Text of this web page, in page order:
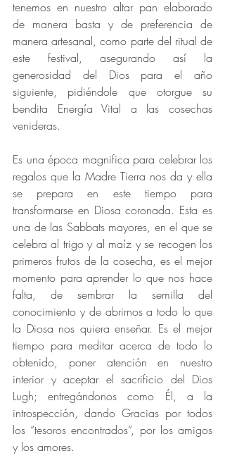
tenemos en nuestro altar pan elaborado
de manera basta y de preferencia de
manera artesanal, como parte del ritual de
este festival, asegurando así la
generosidad del Dios para el año
siguiente, pidiéndole que otorgue su
bendita Energía Vital a las cosechas
venideras.
Es una época magnifica para celebrar los
regalos que la Madre Tierra nos da y ella
se prepara en este tiempo para
transformarse en Diosa coronada. Esta es
una de las Sabbats mayores, en el que se
celebra al trigo y al maíz y se recogen los
primeros frutos de la cosecha, es el mejor
momento para aprender lo que nos hace
falta, de sembrar la semilla del
conocimiento y de abrirnos a todo lo que
la Diosa nos quiera enseñar. Es el mejor
tiempo para meditar acerca de todo lo
obtenido, poner atención en nuestro
interior y aceptar el sacrificio del Dios
Lugh; entregándonos como Él, a la
introspección, dando Gracias por todos
los “tesoros encontrados”, por los amigos
y los amores.